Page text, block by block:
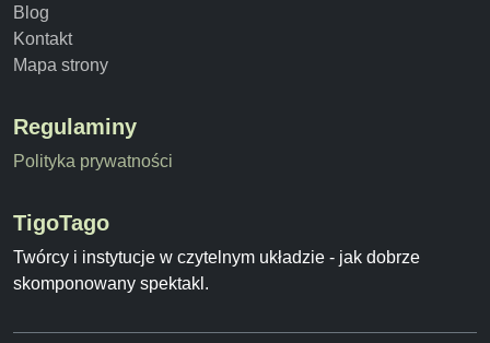
Blog
Kontakt
Mapa strony
Regulaminy
Polityka prywatności
TigoTago
Twórcy i instytucje w czytelnym układzie - jak dobrze
skomponowany spektakl.